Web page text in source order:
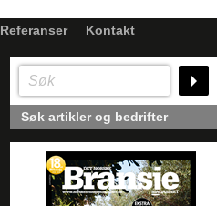
Referanser Kontakt
Søk artikler og bedrifter